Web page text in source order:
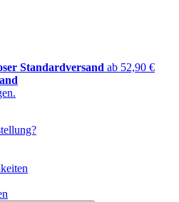
Standardversand ab 52,90 €